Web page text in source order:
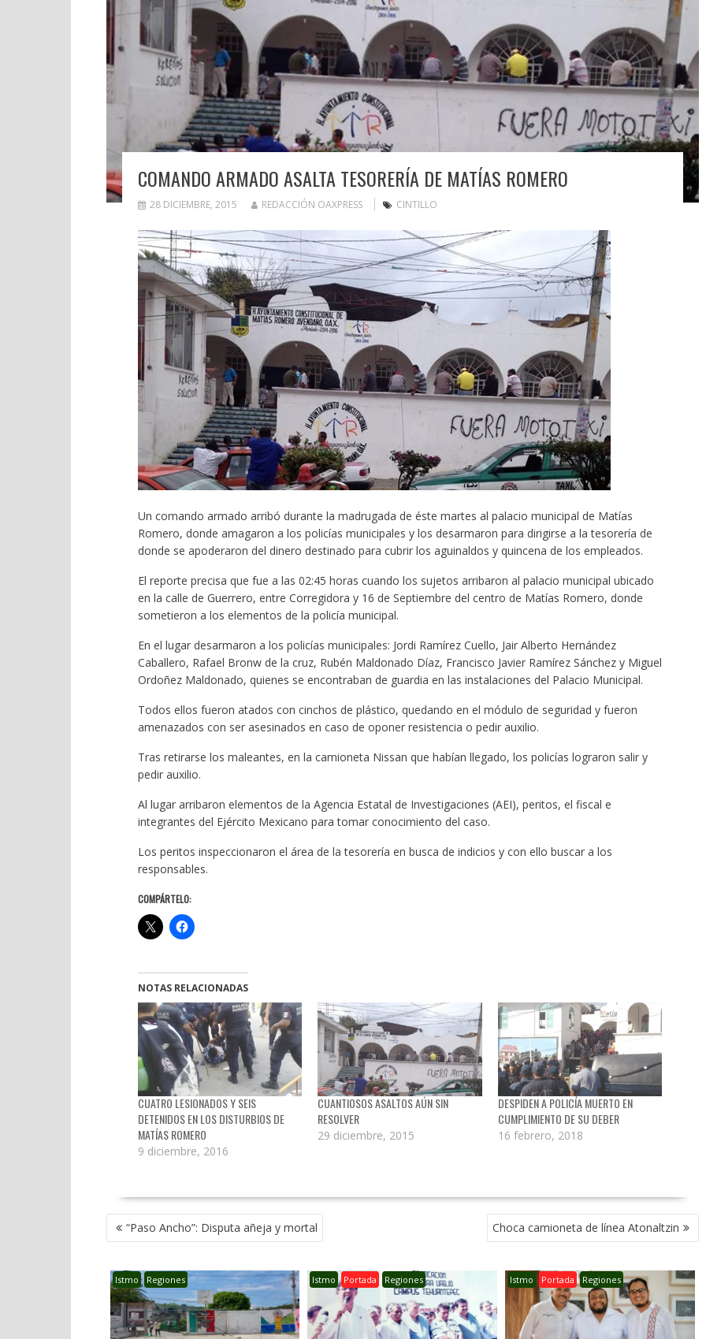
COMANDO ARMADO ASALTA TESORERÍA DE MATÍAS ROMERO
28 DICIEMBRE, 2015 REDACCIÓN OAXPRESS CINTILLO
Un comando armado arribó durante la madrugada de éste martes al palacio municipal de Matías
Romero, donde amagaron a los policías municipales y los desarmaron para dirigirse a la tesorería de
donde se apoderaron del dinero destinado para cubrir los aguinaldos y quincena de los empleados.
El reporte precisa que fue a las 02:45 horas cuando los sujetos arribaron al palacio municipal ubicado
en la calle de Guerrero, entre Corregidora y 16 de Septiembre del centro de Matías Romero, donde
sometieron a los elementos de la policía municipal.
En el lugar desarmaron a los policías municipales: Jordi Ramírez Cuello, Jair Alberto Hernández
Caballero, Rafael Bronw de la cruz, Rubén Maldonado Díaz, Francisco Javier Ramírez Sánchez y Miguel
Ordoñez Maldonado, quienes se encontraban de guardia en las instalaciones del Palacio Municipal.
Todos ellos fueron atados con cinchos de plástico, quedando en el módulo de seguridad y fueron
amenazados con ser asesinados en caso de oponer resistencia o pedir auxilio.
Tras retirarse los maleantes, en la camioneta Nissan que habían llegado, los policías lograron salir y
pedir auxilio.
Al lugar arribaron elementos de la Agencia Estatal de Investigaciones (AEI), peritos, el fiscal e
integrantes del Ejército Mexicano para tomar conocimiento del caso.
Los peritos inspeccionaron el área de la tesorería en busca de indicios y con ello buscar a los
responsables.
COMPÁRTELO:
NOTAS RELACIONADAS
CUATRO LESIONADOS Y SEIS
DETENIDOS EN LOS DISTURBIOS DE
MATÍAS ROMERO
9 diciembre, 2016
CUANTIOSOS ASALTOS AÚN SIN
RESOLVER
29 diciembre, 2015
DESPIDEN A POLICÍA MUERTO EN
CUMPLIMIENTO DE SU DEBER
16 febrero, 2018
NAVEGACIÓN
DE “Paso Ancho”: Disputa añeja y mortal Choca camioneta de línea Atonaltzin
Istmo Regiones Istmo Portada Regiones Istmo Portada Regiones